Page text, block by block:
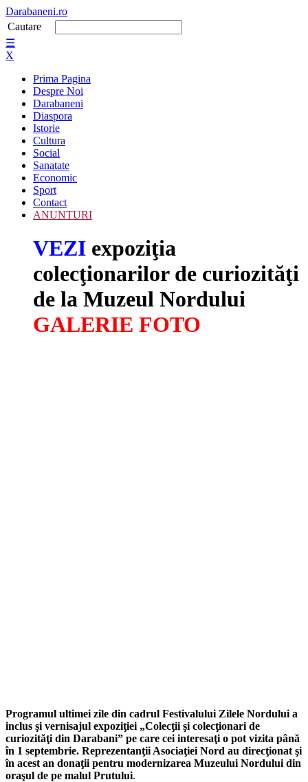
Darabaneni.ro
Cautare
☰
X
Prima Pagina
Despre Noi
Darabaneni
Diaspora
Istorie
Cultura
Social
Sanatate
Economic
Sport
Contact
ANUNTURI
VEZI expoziţia
colecţionarilor de curiozităţi
de la Muzeul Nordului
GALERIE FOTO
Programul ultimei zile din cadrul Festivalului Zilele Nordului a
inclus şi vernisajul expoziţiei „Colecţii şi colecţionari de
curiozităţi din Darabani” pe care cei interesaţi o pot vizita până
în 1 septembrie. Reprezentanţii Asociaţiei Nord au direcţionat şi
în acest an donaţii pentru modernizarea Muzeului Nordului din
oraşul de pe malul Prutului.